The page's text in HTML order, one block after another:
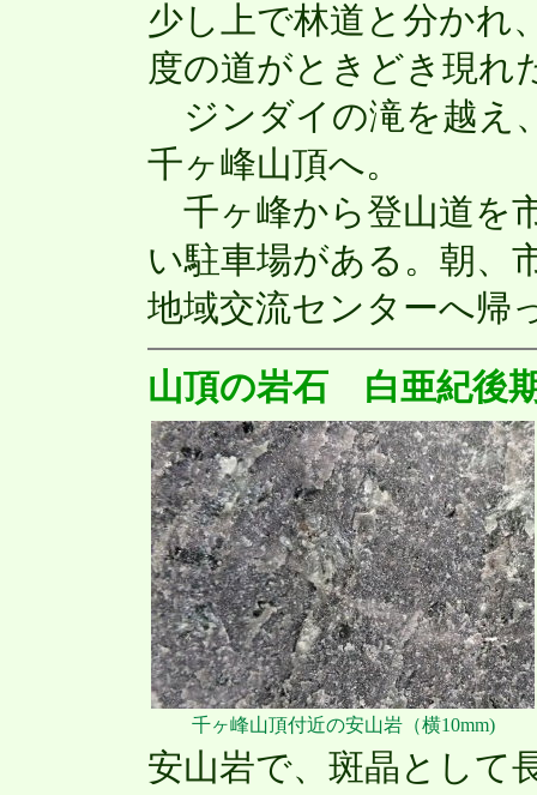
少し上で林道と分かれ
度の道がときどき現れ
ジンダイの滝を越え
千ヶ峰山頂へ。
千ヶ峰から登山道を
い駐車場がある。朝、
地域交流センターへ帰
山頂の岩石 白亜紀
千ヶ峰山頂付近の安山岩（横10mm)
安山岩で、斑晶として